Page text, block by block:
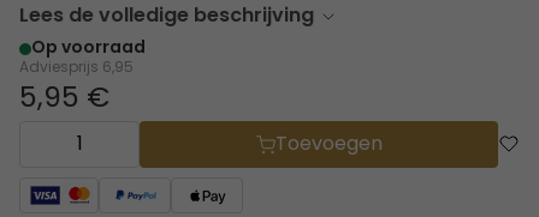
Lees de volledige beschrijving
Op voorraad
Adviesprijs 6,95
5,95 €
Toevoegen